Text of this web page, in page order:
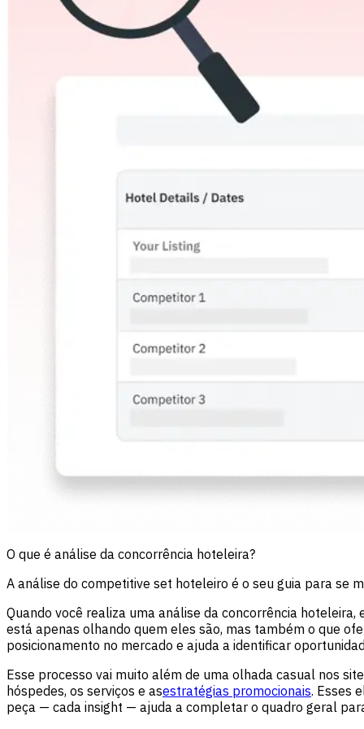
O que é análise da concorrência hoteleira?
A análise do competitive set hoteleiro é o seu guia para se
Quando você realiza uma análise da concorrência
está apenas olhando quem eles são, mas também o que
posicionamento no mercado e ajuda a identificar
Esse processo vai muito além de uma olhada casual nos
hóspedes, os serviços e asestratégias promocionais. Esses
peça — cada insight — ajuda a completar o quadro geral